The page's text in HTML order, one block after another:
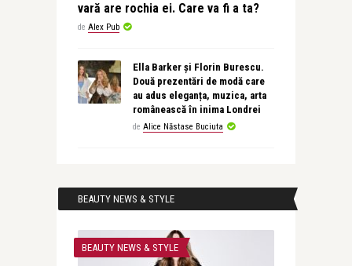
vară are rochia ei. Care va fi a ta?
de Alex Pub
Ella Barker și Florin Burescu.
Două prezentări de modă care
au adus eleganța, muzica, arta
românească în inima Londrei
de Alice Năstase Buciuta
BEAUTY NEWS & STYLE
BEAUTY NEWS & STYLE